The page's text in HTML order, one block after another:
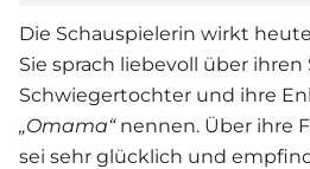
Die Schauspielerin wirkt
Sie sprach liebevoll über ihren
Schwiegertochter und ihre
„Omama“nennen. Über ihre
sei sehr glücklich und